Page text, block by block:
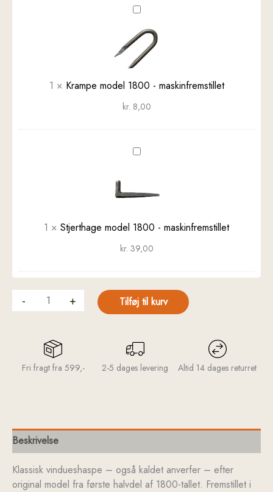
Krampe
1800
maskinfremstillet
1 × Krampe model 1800 - maskinfremstillet
kr. 8,00
Stjerthage
-
1 × Stjerthage model 1800 - maskinfremstillet
kr. 39,00
- + Tilføj til kurv
Fri fragt fra 599,- 2-5 dages levering Altid 14 dages returret
Beskrivelse
Klassisk vindueshaspe – også kaldet anverfer – efter
original model fra første halvdel af 1800-tallet. Fremstillet i